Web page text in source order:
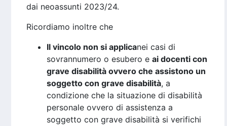
dai neoassunti 2023/24.
Ricordiamo inoltre che
Il vincolo non si applicanei casi di
sovrannumero o esubero e ai docenti con
grave disabilità ovvero che assistono un
soggetto con grave disabilità, a
condizione che la situazione di disabilità
personale ovvero di assistenza a
soggetto con grave disabilità si verifichi